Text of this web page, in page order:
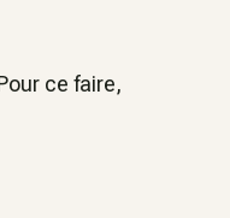
ce faire,